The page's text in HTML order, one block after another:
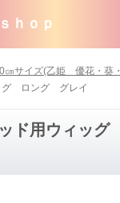
ｈｏｐ
㎝サイズ(乙姫 優花・葵
グ ロング グレイ
ッド用ウィッ